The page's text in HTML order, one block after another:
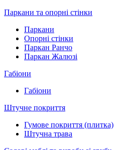
Паркани та опорні стінки
Паркани
Опорні стінки
Паркан Ранчо
Паркан Жалюзі
Габіони
Габіони
Штучне покриття
Гумове покриття (плитка)
Штучна трава